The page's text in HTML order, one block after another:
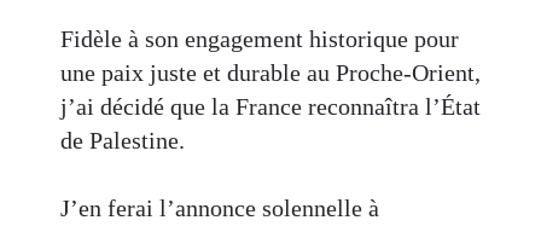
Fidèle à son engagement historique pour
une paix juste et durable au Proche-Orient,
j’ai décidé que la France reconnaîtra l’État
de Palestine.
J’en ferai l’annonce solennelle à